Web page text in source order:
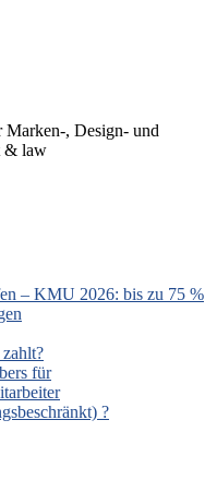
, Design- und
& law
– KMU 2026: bis zu 75 %
für
?